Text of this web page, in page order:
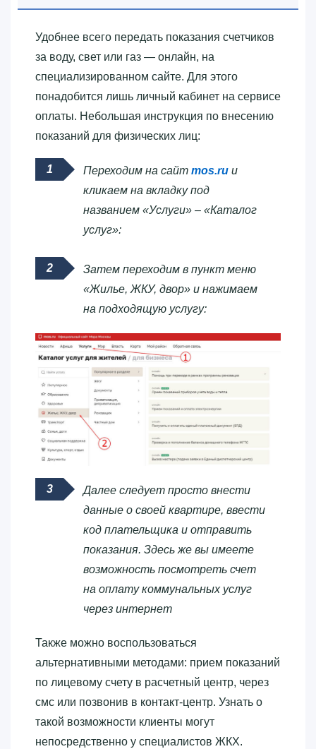
Удобнее всего передать показания счетчиков
за воду, свет или газ — онлайн, на
специализированном сайте. Для этого
понадобится лишь личный кабинет на сервисе
оплаты. Небольшая инструкция по внесению
показаний для физических лиц:
Переходим на сайт mos.ru и
кликаем на вкладку под
названием «Услуги» – «Каталог
услуг»:
Затем переходим в пункт меню
«Жилье, ЖКУ, двор» и нажимаем
на подходящую услугу:
Далее следует просто внести
данные о своей квартире, ввести
код плательщика и отправить
показания. Здесь же вы имеете
возможность посмотреть счет
на оплату коммунальных услуг
через интернет
Также можно воспользоваться
альтернативными методами: прием показаний
по лицевому счету в расчетный центр, через
смс или позвонив в контакт-центр. Узнать о
такой возможности клиенты могут
непосредственно у специалистов ЖКХ.